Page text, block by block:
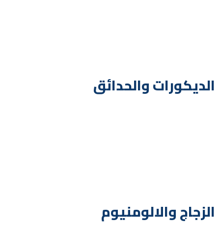
الديكورات والحدائق
الزجاج والالومنيوم